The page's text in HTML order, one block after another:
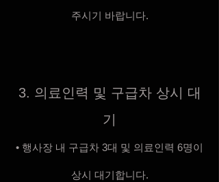
주시기 바랍니다.
3. 의료인력 및 구급차 상시 대
기
• 행사장 내 구급차 3대 및 의료인력 6명이
상시 대기합니다.